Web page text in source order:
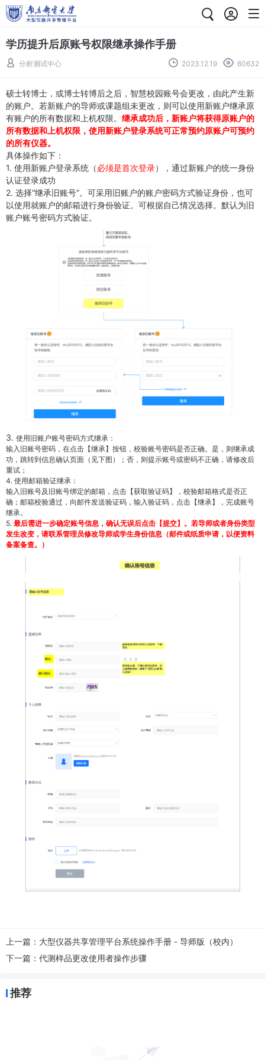
学历提升后原账号权限继承操作手册
分析测试中心 2023.12.19 60632
硕士转博士，或博士转博后之后，智慧校园账号会更改，由此产生新
的账户。若新账户的导师或课题组未更改，则可以使用新账户继承原
有账户的所有数据和上机权限。 继承成功后，新账户将获得原账户的
所有数据和上机权限，使用新账户登录系统可正常预约原账户可预约
的所有仪器。
具体操作如下：
1. 使用新账户登录系统（必须是首次登录），通过新账户的统一身份
认证登录成功
2. 选择“继承旧账号”。可采用旧账户的账户密码方式验证身份，也可
以使用就账户的邮箱进行身份验证。可根据自己情况选择。默认为旧
账户账号密码方式验证。
3. 使用旧账户账号密码方式继承：
输入旧账号密码，在点击【继承】按钮，校验账号密码是否正确。是，则继承成
功，跳转到信息确认页面（见下图）；否，则提示账号或密码不正确，请修改后
重试；
4. 使用邮箱验证继承：
输入旧账号及旧账号绑定的邮箱，点击【获取验证码】，校验邮箱格式是否正
确；邮箱校验通过，向邮件发送验证码，输入验证码，点击【继承】，完成账号
继承。
5. 最后需进一步确定账号信息，确认无误后点击【提交】。若导师或者身份类型
发生改变，请联系管理员修改导师或学生身份信息（邮件或纸质申请，以便资料
备案备查。）
上一篇： 大型仪器共享管理平台系统操作手册 - 导师版（校内）
下一篇： 代测样品更改使用者操作步骤
推荐